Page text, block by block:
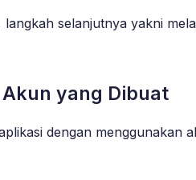
selanjutnya yakni
yang Dibuat
dengan menggunakan